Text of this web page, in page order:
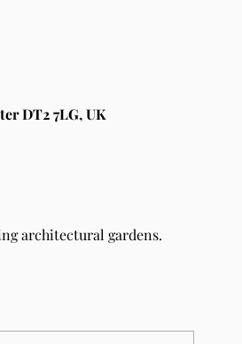
DT2 7LG, UK
architectural gardens.